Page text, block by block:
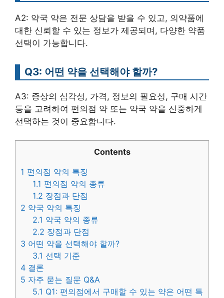
A2: 약국 약은 전문 상담을 받을 수 있고, 의약품에
대한 신뢰할 수 있는 정보가 제공되며, 다양한 약품
선택이 가능합니다.
Q3: 어떤 약을 선택해야 할까?
A3: 증상의 심각성, 가격, 정보의 필요성, 구매 시간
등을 고려하여 편의점 약 또는 약국 약을 신중하게
선택하는 것이 중요합니다.
Contents
1 편의점 약의 특징
1.1 편의점 약의 종류
1.2 장점과 단점
2 약국 약의 특징
2.1 약국 약의 종류
2.2 장점과 단점
3 어떤 약을 선택해야 할까?
3.1 선택 기준
4 결론
5 자주 묻는 질문 Q&A
5.1 Q1: 편의점에서 구매할 수 있는 약은 어떤 특